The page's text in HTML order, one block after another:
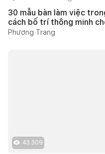
30 mẫu bàn làm việc
cách bố trí thông minh
Phương Trang
43.309